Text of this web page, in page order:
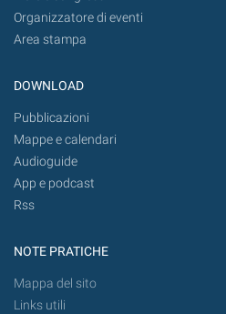
Organizzatore di eventi
Area stampa
DOWNLOAD
Pubblicazioni
Mappe e calendari
Audioguide
App e podcast
Rss
NOTE PRATICHE
Mappa del sito
Links utili